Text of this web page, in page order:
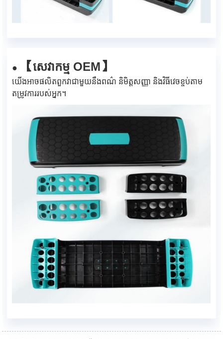
● 【សេវាកម្ម OEM】
យើងអាចផលិតពួកវាជាមួយនឹងពណ៌ និមិត្តសញ្ញា និងវិធីវេចខ្ចប់តាម
តម្រូវការរបស់អ្នក។